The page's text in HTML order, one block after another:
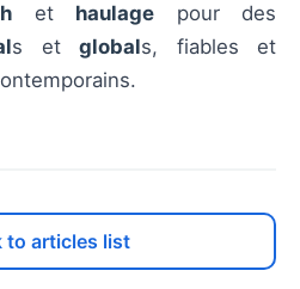
et haulage pour des
s etglobals, fiables et
to articles list